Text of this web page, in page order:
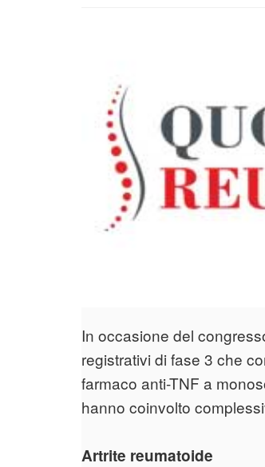
In occasione del
registrativi di fase 3 che
farmaco anti-TNF a
hanno coinvolto
Artrite reumatoide